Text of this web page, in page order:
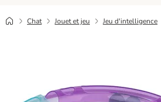
Chat Jouet et jeu Jeu d'intelligence